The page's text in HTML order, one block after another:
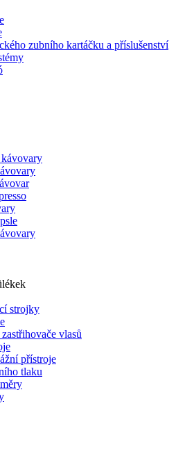
zubního kartáčku a příslušenství
kávovary
strojky
vlasů
přístroje
tlaku